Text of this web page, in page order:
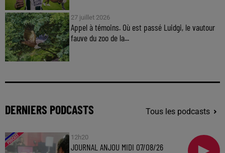
27 juillet 2026
Appel à témoins. Où est passé Luidgi, le vautour
fauve du zoo de la...
DERNIERS PODCASTS Tous les podcasts
12h20
JOURNAL ANJOU MIDI 07/08/26